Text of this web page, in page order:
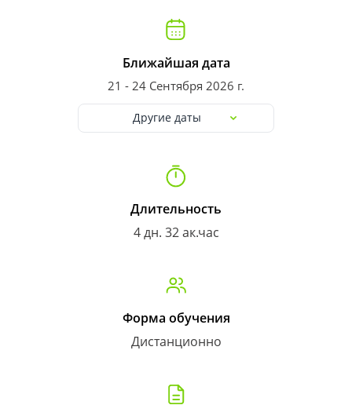
Ближайшая дата
21 - 24 Сентября 2026 г.
Другие даты
Длительность
4 дн. 32 ак.час
Форма обучения
Дистанционно